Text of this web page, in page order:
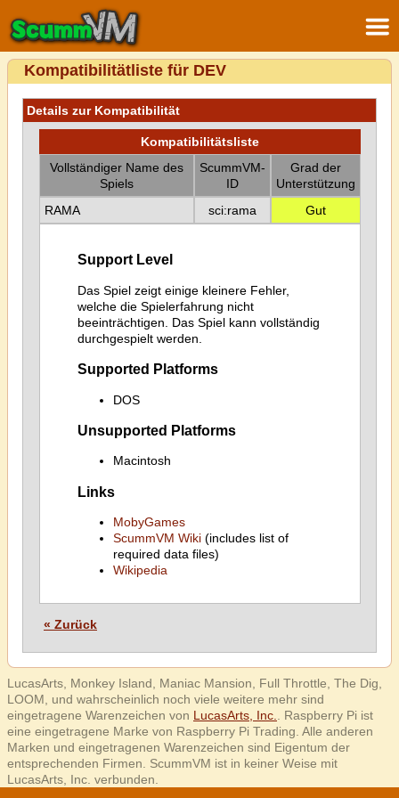
Kompatibilitätliste für DEV
Details zur Kompatibilität
Kompatibilitätsliste
Vollständiger Name des
Spiels
ScummVM-
ID
Grad der
Unterstützung
RAMA
sci:rama Gut
Support Level
Das Spiel zeigt einige kleinere Fehler,
welche die Spielerfahrung nicht
beeinträchtigen. Das Spiel kann vollständig
durchgespielt werden.
Supported Platforms
DOS
Unsupported Platforms
Macintosh
Links
MobyGames
ScummVM Wiki(includes list of
required data files)
Wikipedia
« Zurück
LucasArts, Monkey Island, Maniac Mansion, Full Throttle, The Dig,
LOOM, und wahrscheinlich noch viele weitere mehr sind
eingetragene Warenzeichen von LucasArts, Inc.
. Raspberry Pi ist
eine eingetragene Marke von Raspberry Pi Trading. Alle anderen
Marken und eingetragenen Warenzeichen sind Eigentum der
entsprechenden Firmen. ScummVM ist in keiner Weise mit
LucasArts, Inc. verbunden.